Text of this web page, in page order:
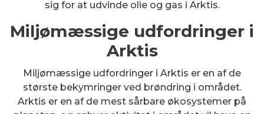
sig for at udvinde olie og gas i Arktis.
Miljømæssige udfordringer i
Arktis
Miljømæssige udfordringer i Arktis er en af de
største bekymringer ved brøndring i området.
Arktis er en af de mest sårbare økosystemer på